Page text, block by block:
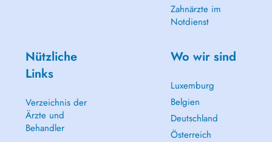
Zahnärzte im
Notdienst
Nützliche
Links
Verzeichnis der
Ärzte und
Behandler
Wo wir sind
Luxemburg
Belgien
Deutschland
Österreich